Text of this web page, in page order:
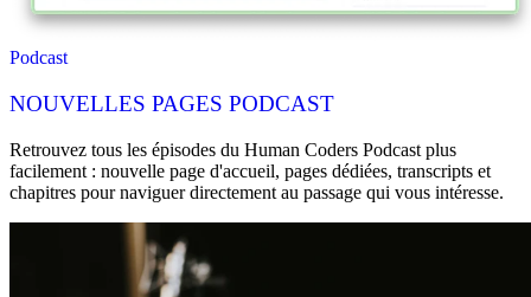
Podcast
NOUVELLES PAGES PODCAST
Retrouvez tous les épisodes du Human Coders Podcast plus
facilement : nouvelle page d'accueil, pages dédiées, transcripts et
chapitres pour naviguer directement au passage qui vous intéresse.